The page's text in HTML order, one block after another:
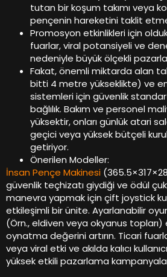
tutan bir koşum takımı veya
pençenin hareketini taklit
Promosyon etkinlikleri için
fuarlar, viral potansiyeli ve
nedeniyle büyük ölçekli
Fakat, önemli miktarda alan
bitti 4 metre yükseklikte) ve
sistemleri için güvenlik
bağlılık. Bakım ve personel
yüksektir, onları günlük atari
geçici veya yüksek bütçeli
getiriyor.
Önerilen Modeller:
İnsan Pençe Makinesi
güvenlik teçhizatı giydiği ve ödül
manevra yapmak için çift joystick
etkileşimli bir ünite. Ayarlanabilir
(Örn., eldiven veya okyanus
oynatma değerini artırın. Ticari
veya viral etki ve akılda kalıcı
yüksek etkili pazarlama